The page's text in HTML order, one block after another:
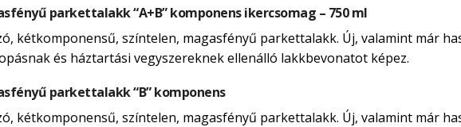
parkettalakk “A+B” komponens ikercsomag – 750 ml
kétkomponensű, színtelen, magasfényű parkettalakk. Új, valamint már
és háztartási vegyszereknek ellenálló lakkbevonatot képez.
parkettalakk “B” komponens
kétkomponensű, színtelen, magasfényű parkettalakk. Új, valamint már